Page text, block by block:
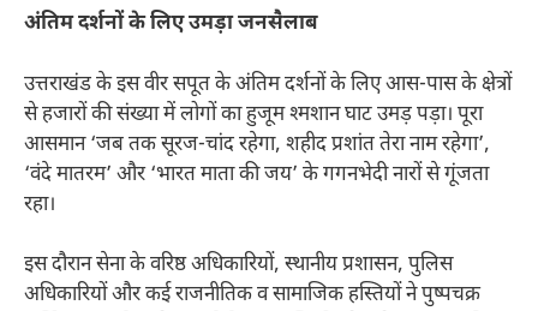
अंतिम दर्शनों के लिए उमड़ा जनसैलाब
उत्तराखंड के इस वीर सपूत के अंतिम दर्शनों के लिए आस-पास के क्षेत्रों
से हजारों की संख्या में लोगों का हुजूम श्मशान घाट उमड़ पड़ा। पूरा
आसमान ‘जब तक सूरज-चांद रहेगा, शहीद प्रशांत तेरा नाम रहेगा’,
‘वंदे मातरम’ और ‘भारत माता की जय’ के गगनभेदी नारों से गूंजता
रहा।
इस दौरान सेना के वरिष्ठ अधिकारियों, स्थानीय प्रशासन, पुलिस
अधिकारियों और कई राजनीतिक व सामाजिक हस्तियों ने पुष्पचक्र